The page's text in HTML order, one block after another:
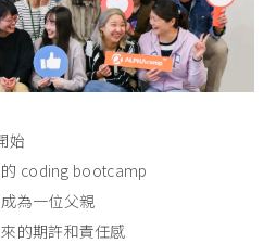
始
coding bootcamp
為一位父親
的期許和責任感